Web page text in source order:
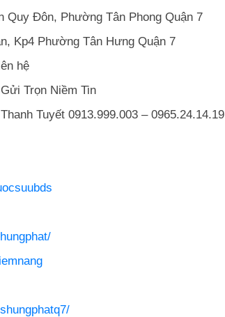
Quy Đôn, Phường Tân Phong Quận 7
Kp4 Phường Tân Hưng Quận 7
hệ
Trọn Niềm Tin
Tuyết 0913.999.003 – 0965.24.14.19